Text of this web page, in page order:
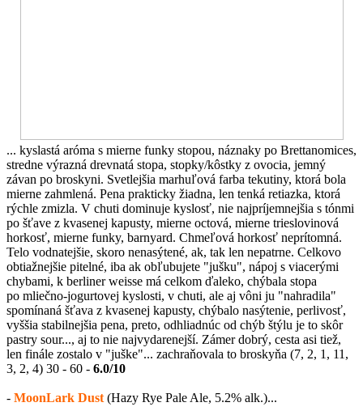
... kyslastá aróma s mierne funky stopou, náznaky po Brettanomices,
stredne výrazná drevnatá stopa, stopky/kôstky z ovocia, jemný
závan po broskyni. Svetlejšia marhuľová farba tekutiny, ktorá bola
mierne zahmlená. Pena prakticky žiadna, len tenká retiazka, ktorá
rýchle zmizla. V chuti dominuje kyslosť, nie najpríjemnejšia s tónmi
po šťave z kvasenej kapusty, mierne octová, mierne trieslovinová
horkosť, mierne funky, barnyard. Chmeľová horkosť neprítomná.
Telo vodnatejšie, skoro nenasýtené, ak, tak len nepatrne. Celkovo
obtiažnejšie pitelné, iba ak obľubujete "jušku", nápoj s viacerými
chybami, k berliner weisse má celkom ďaleko, chýbala stopa
po mliečno-jogurtovej kyslosti, v chuti, ale aj vôni ju "nahradila"
spomínaná šťava z kvasenej kapusty, chýbalo nasýtenie, perlivosť,
vyššia stabilnejšia pena, preto, odhliadnúc od chýb štýlu je to skôr
pastry sour..., aj to nie najvydarenejší. Zámer dobrý, cesta asi tiež,
len finále zostalo v "juške"... zachraňovala to broskyňa (7, 2, 1, 11,
3, 2, 4) 30 - 60 - 6.0/10
- MoonLark Dust (Hazy Rye Pale Ale, 5.2% alk.)...